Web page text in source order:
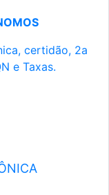
certidão, 2a
e Taxas.